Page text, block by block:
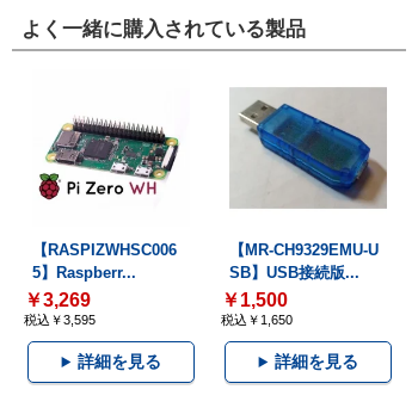
よく一緒に購入されている製品
【RASPIZWHSC006
5】Raspberr...
￥3,269
税込￥3,595
詳細を見る
【MR-CH9329EMU-U
SB】USB接続版...
￥1,500
税込￥1,650
詳細を見る